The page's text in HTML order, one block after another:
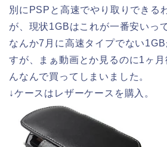
別にPSPと高速でやり取りできる
が、現状1GBはこれが一番安いっ
なんか7月に高速タイプでない
すが、まぁ動画とか見るのに1ヶ
んなんで買ってしまいました。
↓ケースはレザーケースを購入。